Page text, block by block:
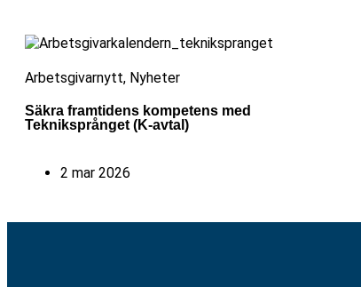
Arbetsgivarnytt, Nyheter
Säkra framtidens kompetens med
Tekniksprånget (K-avtal)
2 mar 2026